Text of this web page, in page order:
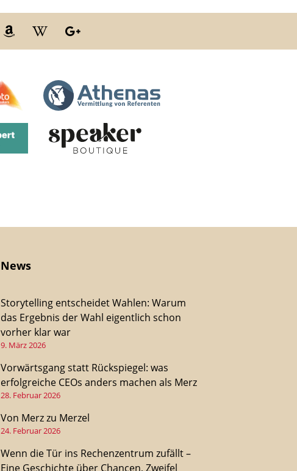
News
Storytelling entscheidet Wahlen: Warum
das Ergebnis der Wahl eigentlich schon
vorher klar war
9. März 2026
Vorwärtsgang statt Rückspiegel: was
erfolgreiche CEOs anders machen als Merz
28. Februar 2026
Von Merz zu Merzel
24. Februar 2026
Wenn die Tür ins Rechenzentrum zufällt –
Eine Geschichte über Chancen, Zweifel